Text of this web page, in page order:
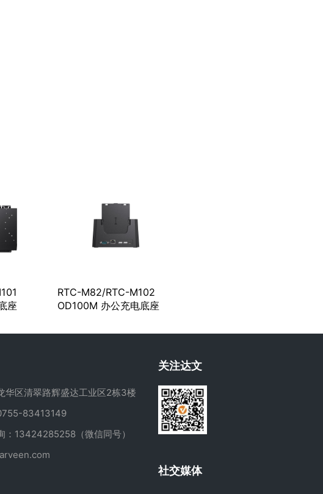
座
RTC-M82/RTC-M102
OD100M 办公充电底座
华区清翠路辉盛达工业区2栋3楼
83413149
：13424285258（微信同号）
关注达文
社交媒体